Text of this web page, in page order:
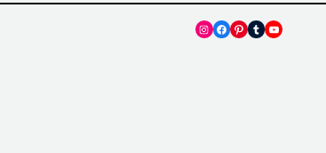
Instagram
Facebook
Pinterest
TumblrYouTube